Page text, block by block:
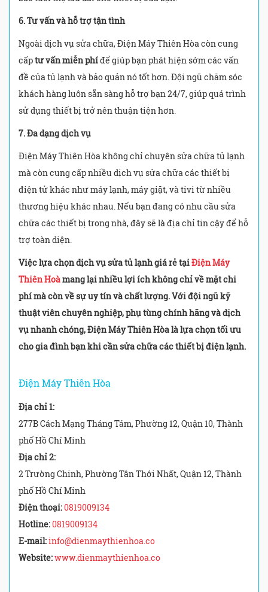
6. Tư vấn và hỗ trợ tận tình
Ngoài dịch vụ sửa chữa, Điện Máy Thiên Hòa còn cung
cấptư vấn miễn phíđể giúp bạn phát hiện sớm các vấn
đề của tủ lạnh và bảo quản nó tốt hơn. Đội ngũ chăm sóc
khách hàng luôn sẵn sàng hỗ trợ bạn 24/7, giúp quá trình
sử dụng thiết bị trở nên thuận tiện hơn.
7. Đa dạng dịch vụ
Điện Máy Thiên Hòa không chỉ chuyên sửa chữa tủ lạnh
mà còn cung cấp nhiều dịch vụ sửa chữa các thiết bị
điện tử khác như máy lạnh, máy giặt, và tivi từ nhiều
thương hiệu khác nhau. Nếu bạn đang có nhu cầu sửa
chữa các thiết bị trong nhà, đây sẽ là địa chỉ tin cậy để hỗ
trợ toàn diện.
Việc lựa chọn dịch vụ sửa tủ lạnh giá rẻ tạiĐiện Máy
Thiên Hoàmang lại nhiều lợi ích không chỉ về mặt chi
phí mà còn về sự uy tín và chất lượng. Với đội ngũ kỹ
thuật viên chuyên nghiệp, phụ tùng chính hãng và dịch
vụ nhanh chóng, Điện Máy Thiên Hòa là lựa chọn tối ưu
cho gia đình bạn khi cần sửa chữa các thiết bị điện lạnh.
Điện Máy Thiên Hòa
Địa chỉ 1:
277B Cách Mạng Tháng Tám, Phường 12, Quận 10, Thành
phố Hồ Chí Minh
Địa chỉ 2:
2 Trường Chinh, Phường Tân Thới Nhất, Quận 12, Thành
phố Hồ Chí Minh
Điện thoại:0819009134
Hotline:0819009134
E-mail:info@dienmaythienhoa.co
Website:www.dienmaythienhoa.co